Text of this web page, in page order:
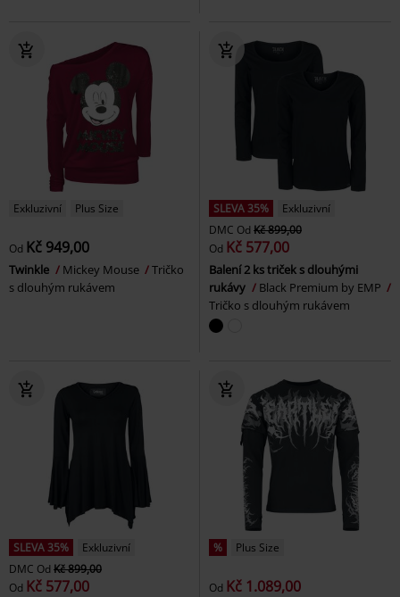
Exkluzivní Plus Size
Od Kč 949,00
Twinkle Mickey Mouse
Tričko
s dlouhým rukávem
SLEVA 35%
Exkluzivní
DMC Od Kč 899,00
Od Kč 577,00
Balení 2 ks triček s dlouhými
rukávy
Black Premium by EMP
Tričko s dlouhým rukávem
SLEVA 35%
Exkluzivní
DMC Od Kč 899,00
Od Kč 577,00
% Plus Size
Od Kč 1.089,00